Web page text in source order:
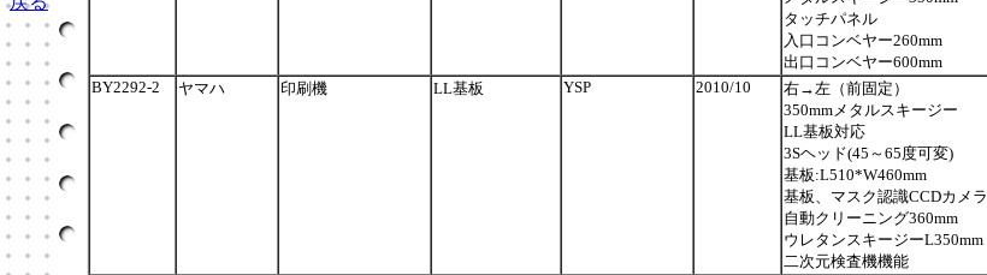
タッチパネル
入口コンベヤー260mm
出口コンベヤー600mm
BY2292-2 ヤマハ 印刷機 LL基板 YSP 2010/10
右→左（前固定）
350mmメタルスキージー
LL基板対応
3Sヘッド(45～65度可変)
基板:L510*W460mm
基板、マスク認識CCDカメラ
自動クリーニング360mm
ウレタンスキージーL350mm
二次元検査機機能